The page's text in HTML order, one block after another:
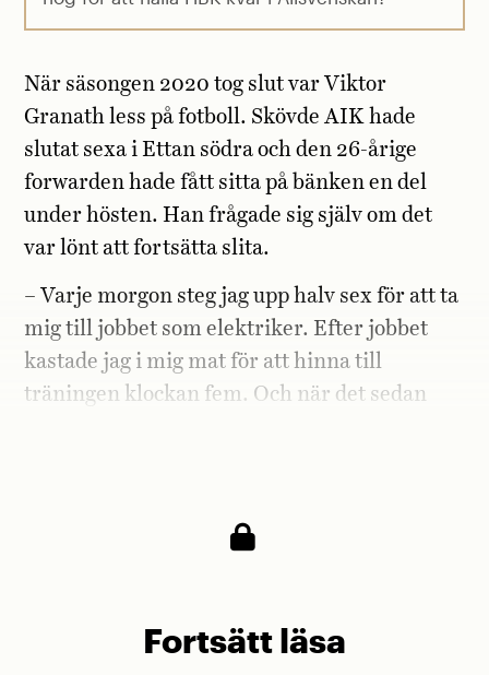
När säsongen 2020 tog slut var Viktor
Granath less på fotboll. Skövde AIK hade
slutat sexa i Ettan södra och den 26-årige
forwarden hade fått sitta på bänken en del
under hösten. Han frågade sig själv om det
var lönt att fortsätta slita.
– Varje morgon steg jag upp halv sex för att ta
mig till jobbet som elektriker. Efter jobbet
kastade jag i mig mat för att hinna till
träningen klockan fem. Och när det sedan
Fortsätt läsa